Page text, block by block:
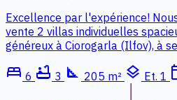
Excellence par l'expérience!
vente 2 villas individuelles
généreux à Ciorogarla (Ilfov), à
bed 6 bathtub 3 square_foot 205 m² layers Et. 1